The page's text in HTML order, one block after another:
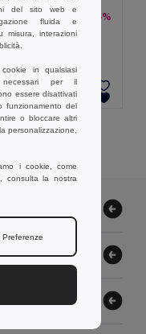
-35%
30301
vento (Unisex)
al carrello
Prodotti.
del sito web e
fluida e
misura, interazioni
in qualsiasi
necessari per il
essere disattivati
funzionamento del
o bloccare altri
personalizzazione,
i cookie, come
consulta la nostra
Preferenze